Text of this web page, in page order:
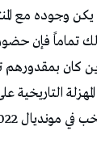
وجوده مع
فإن حضوره
كان بمقدورهم
التاريخية
مونديال 2022.